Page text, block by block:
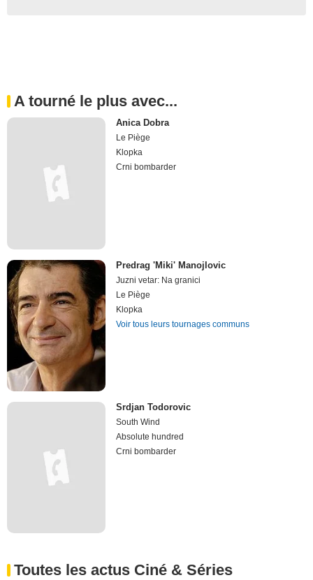
A tourné le plus avec...
Anica Dobra
Le Piège
Klopka
Crni bombarder
Predrag 'Miki' Manojlovic
Juzni vetar: Na granici
Le Piège
Klopka
Voir tous leurs tournages communs
Srdjan Todorovic
South Wind
Absolute hundred
Crni bombarder
Toutes les actus Ciné & Séries